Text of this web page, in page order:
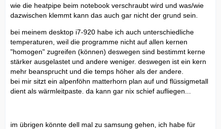
wie die heatpipe beim notebook verschraubt wird und was/wie
dazwischen klemmt kann das auch gar nicht der grund sein.
bei meinem desktop i7-920 habe ich auch unterschiedliche
temperaturen, weil die programme nicht auf allen kernen
"homogen" zugreifen (können) deswegen sind bestimmt kerne
stärker ausgelastet und andere weniger. deswegen ist ein kern
mehr beansprucht und die temps höher als der andere.
bei mir sitzt ein alpenföhn matterhorn plan auf und flüssigmetall
dient als wärmleitpaste. da kann gar nix schief aufliegen...
im übrigen könnte dell mal zu samsung gehen, ich habe für